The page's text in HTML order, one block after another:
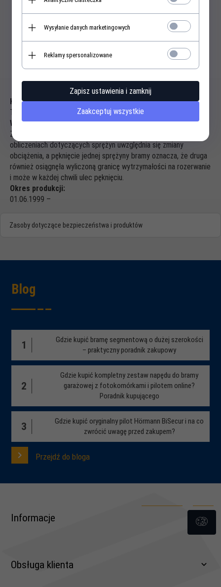
Opis produktu
Kompatybilność wsteczna
Ta sprężyna zastępuje także sprężynę o oznaczeniu
Wskazówka dotycząca bezpieczeństwa
Zawsze należy wymieniać obie sprężyny, ponieważ przy
obliczeniach dotyczących sprężyn uwzględnia się zmiany
obciążenia, a pęknięcie jednej sprężyny bramy oznacza, że druga
również osiągnęła wyliczoną granicę wytrzymałości na rozerwanie
i może w każdej chwili ulec pęknięciu.
Okres produkcji:
01.06.1999 –
Zasoby dotyczące bezpieczeństwa i produktów
Blog
1
Gdzie kupić bramę segmentową o dużej szerokości
– praktyczny poradnik zakupowy
2
Gdzie kupić kompletny zestaw napędu do bramy
garażowej z fotokomórkami i pilotem online?
Poradnik kupującego
3
Gdzie kupić oryginalny pilot Hörmann BiSecur i na co
zwrócić uwagę przed zakupem?
Przejdź do bloga
Informacje
Regulamin, wzory pism dla klientów
Obsługa klienta
Wysyłanie danych marketingowych
Reklamy spersonalizowane
Zapisz ustawienia i zamknij
Zaakceptuj wszystkie